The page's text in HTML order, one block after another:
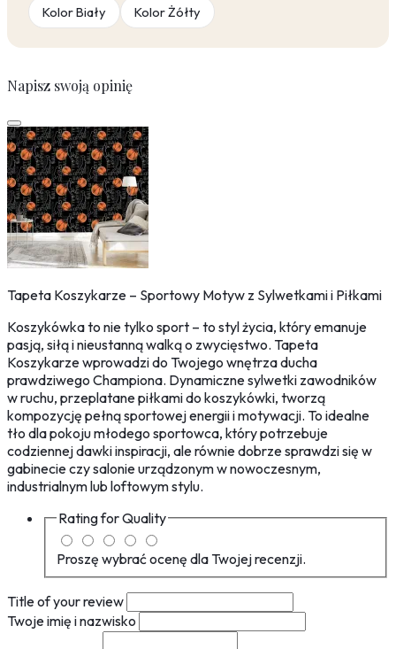
Kolor Biały
Kolor Żółty
Napisz swoją opinię
Tapeta Koszykarze – Sportowy Motyw z Sylwetkami i Piłkami
Koszykówka to nie tylko sport – to styl życia, który emanuje
pasją, siłą i nieustanną walką o zwycięstwo. Tapeta
Koszykarze wprowadzi do Twojego wnętrza ducha
prawdziwego Championa. Dynamiczne sylwetki zawodników
w ruchu, przeplatane piłkami do koszykówki, tworzą
kompozycję pełną sportowej energii i motywacji. To idealne
tło dla pokoju młodego sportowca, który potrzebuje
codziennej dawki inspiracji, ale równie dobrze sprawdzi się w
gabinecie czy salonie urządzonym w nowoczesnym,
industrialnym lub loftowym stylu.
Rating forQuality
Proszę wybrać ocenę dla Twojej recenzji.
Title of your review
Twoje imię i nazwisko